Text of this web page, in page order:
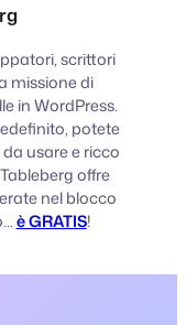
scrittori
missione di
in WordPress.
potete
usare e ricco
offre
nel blocco
è GRATIS!